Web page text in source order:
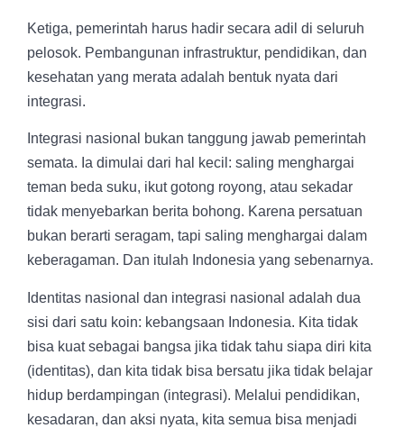
Ketiga, pemerintah harus hadir secara adil di seluruh
pelosok. Pembangunan infrastruktur, pendidikan, dan
kesehatan yang merata adalah bentuk nyata dari
integrasi.
Integrasi nasional bukan tanggung jawab pemerintah
semata. Ia dimulai dari hal kecil: saling menghargai
teman beda suku, ikut gotong royong, atau sekadar
tidak menyebarkan berita bohong. Karena persatuan
bukan berarti seragam, tapi saling menghargai dalam
keberagaman. Dan itulah Indonesia yang sebenarnya.
Identitas nasional dan integrasi nasional adalah dua
sisi dari satu koin: kebangsaan Indonesia. Kita tidak
bisa kuat sebagai bangsa jika tidak tahu siapa diri kita
(identitas), dan kita tidak bisa bersatu jika tidak belajar
hidup berdampingan (integrasi). Melalui pendidikan,
kesadaran, dan aksi nyata, kita semua bisa menjadi